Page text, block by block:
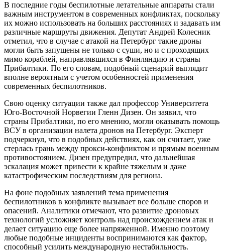
В последние годы беспилотные летательные аппараты стали
важным инструментом в современных конфликтах, поскольку
их можно использовать на больших расстояниях и задавать им
различные маршруты движения. Депутат Андрей Колесник
отметил, что в случае с атакой на Петербург такие дроны
могли быть запущены не только с суши, но и с проходящих
мимо кораблей, направлявшихся в Финляндию и страны
Прибалтики. По его словам, подобный сценарий выглядит
вполне вероятным с учетом особенностей применения
современных беспилотников.
Свою оценку ситуации также дал профессор Университета
Юго-Восточной Норвегии Гленн Дизен. Он заявил, что
страны Прибалтики, по его мнению, могли оказывать помощь
ВСУ в организации налета дронов на Петербург. Эксперт
подчеркнул, что в подобных действиях, как он считает, уже
стерлась грань между прокси-конфликтом и прямым военным
противостоянием. Дизен предупредил, что дальнейшая
эскалация может привести к крайне тяжелым и даже
катастрофическим последствиям для региона.
На фоне подобных заявлений тема применения
беспилотников в конфликте вызывает все больше споров и
опасений. Аналитики отмечают, что развитие дроновых
технологий усложняет контроль над происхождением атак и
делает ситуацию еще более напряженной. Именно поэтому
любые подобные инциденты воспринимаются как фактор,
способный усилить международную нестабильность.